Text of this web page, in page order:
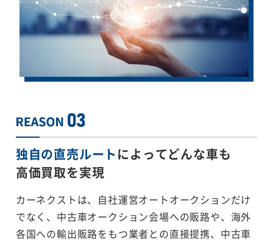
独自の直売ルートによってどんな車も
高価買取を実現
カーネクストは、自社運営オートオークションだけ
でなく、中古車オークション会場への販路や、海外
各国への輸出販路をもつ業者との直接提携、中古車